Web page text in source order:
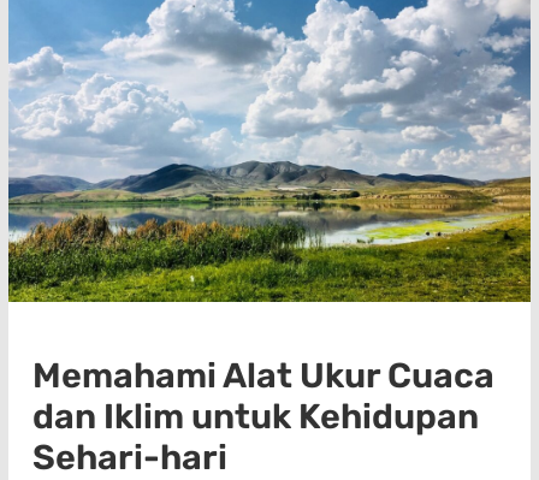
Memahami Alat Ukur Cuaca
dan Iklim untuk Kehidupan
Sehari-hari